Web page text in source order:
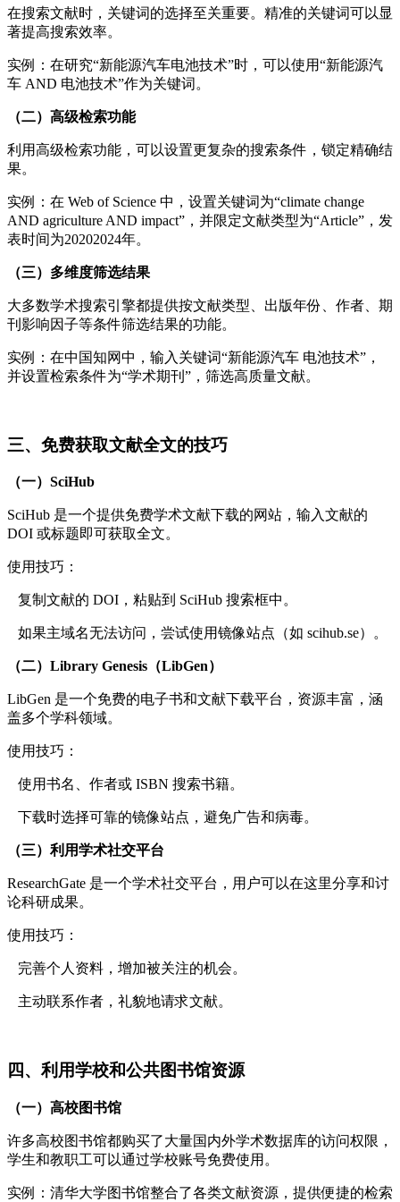
在搜索文献时，关键词的选择至关重要。精准的关键词可以显
著提高搜索效率。
实例：在研究“新能源汽车电池技术”时，可以使用“新能源汽
车 AND 电池技术”作为关键词。
（二）高级检索功能
利用高级检索功能，可以设置更复杂的搜索条件，锁定精确结
果。
实例：在 Web of Science 中，设置关键词为“climate change
AND agriculture AND impact”，并限定文献类型为“Article”，发
表时间为20202024年。
（三）多维度筛选结果
大多数学术搜索引擎都提供按文献类型、出版年份、作者、期
刊影响因子等条件筛选结果的功能。
实例：在中国知网中，输入关键词“新能源汽车 电池技术”，
并设置检索条件为“学术期刊”，筛选高质量文献。
三、免费获取文献全文的技巧
（一）SciHub
SciHub 是一个提供免费学术文献下载的网站，输入文献的
DOI 或标题即可获取全文。
使用技巧：
复制文献的 DOI，粘贴到 SciHub 搜索框中。
如果主域名无法访问，尝试使用镜像站点（如 scihub.se）。
（二）Library Genesis（LibGen）
LibGen 是一个免费的电子书和文献下载平台，资源丰富，涵
盖多个学科领域。
使用技巧：
使用书名、作者或 ISBN 搜索书籍。
下载时选择可靠的镜像站点，避免广告和病毒。
（三）利用学术社交平台
ResearchGate 是一个学术社交平台，用户可以在这里分享和讨
论科研成果。
使用技巧：
完善个人资料，增加被关注的机会。
主动联系作者，礼貌地请求文献。
四、利用学校和公共图书馆资源
（一）高校图书馆
许多高校图书馆都购买了大量国内外学术数据库的访问权限，
学生和教职工可以通过学校账号免费使用。
实例：清华大学图书馆整合了各类文献资源，提供便捷的检索